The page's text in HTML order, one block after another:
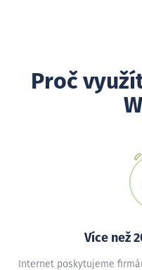
Proč
Více než
Internet poskytujeme